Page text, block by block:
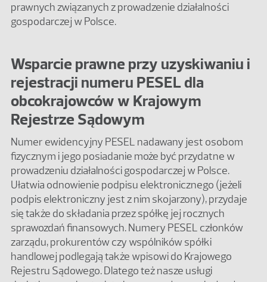
prawnych związanych z prowadzenie działalności
gospodarczej w Polsce.
Wsparcie prawne przy uzyskiwaniu i
rejestracji numeru PESEL dla
obcokrajowców w Krajowym
Rejestrze Sądowym
Numer ewidencyjny PESEL nadawany jest osobom
fizycznym i jego posiadanie może być przydatne w
prowadzeniu działalności gospodarczej w Polsce.
Ułatwia odnowienie podpisu elektronicznego (jeżeli
podpis elektroniczny jest z nim skojarzony), przydaje
się także do składania przez spółkę jej rocznych
sprawozdań finansowych. Numery PESEL członków
zarządu, prokurentów czy wspólników spółki
handlowej podlegają także wpisowi do Krajowego
Rejestru Sądowego. Dlatego też nasze usługi